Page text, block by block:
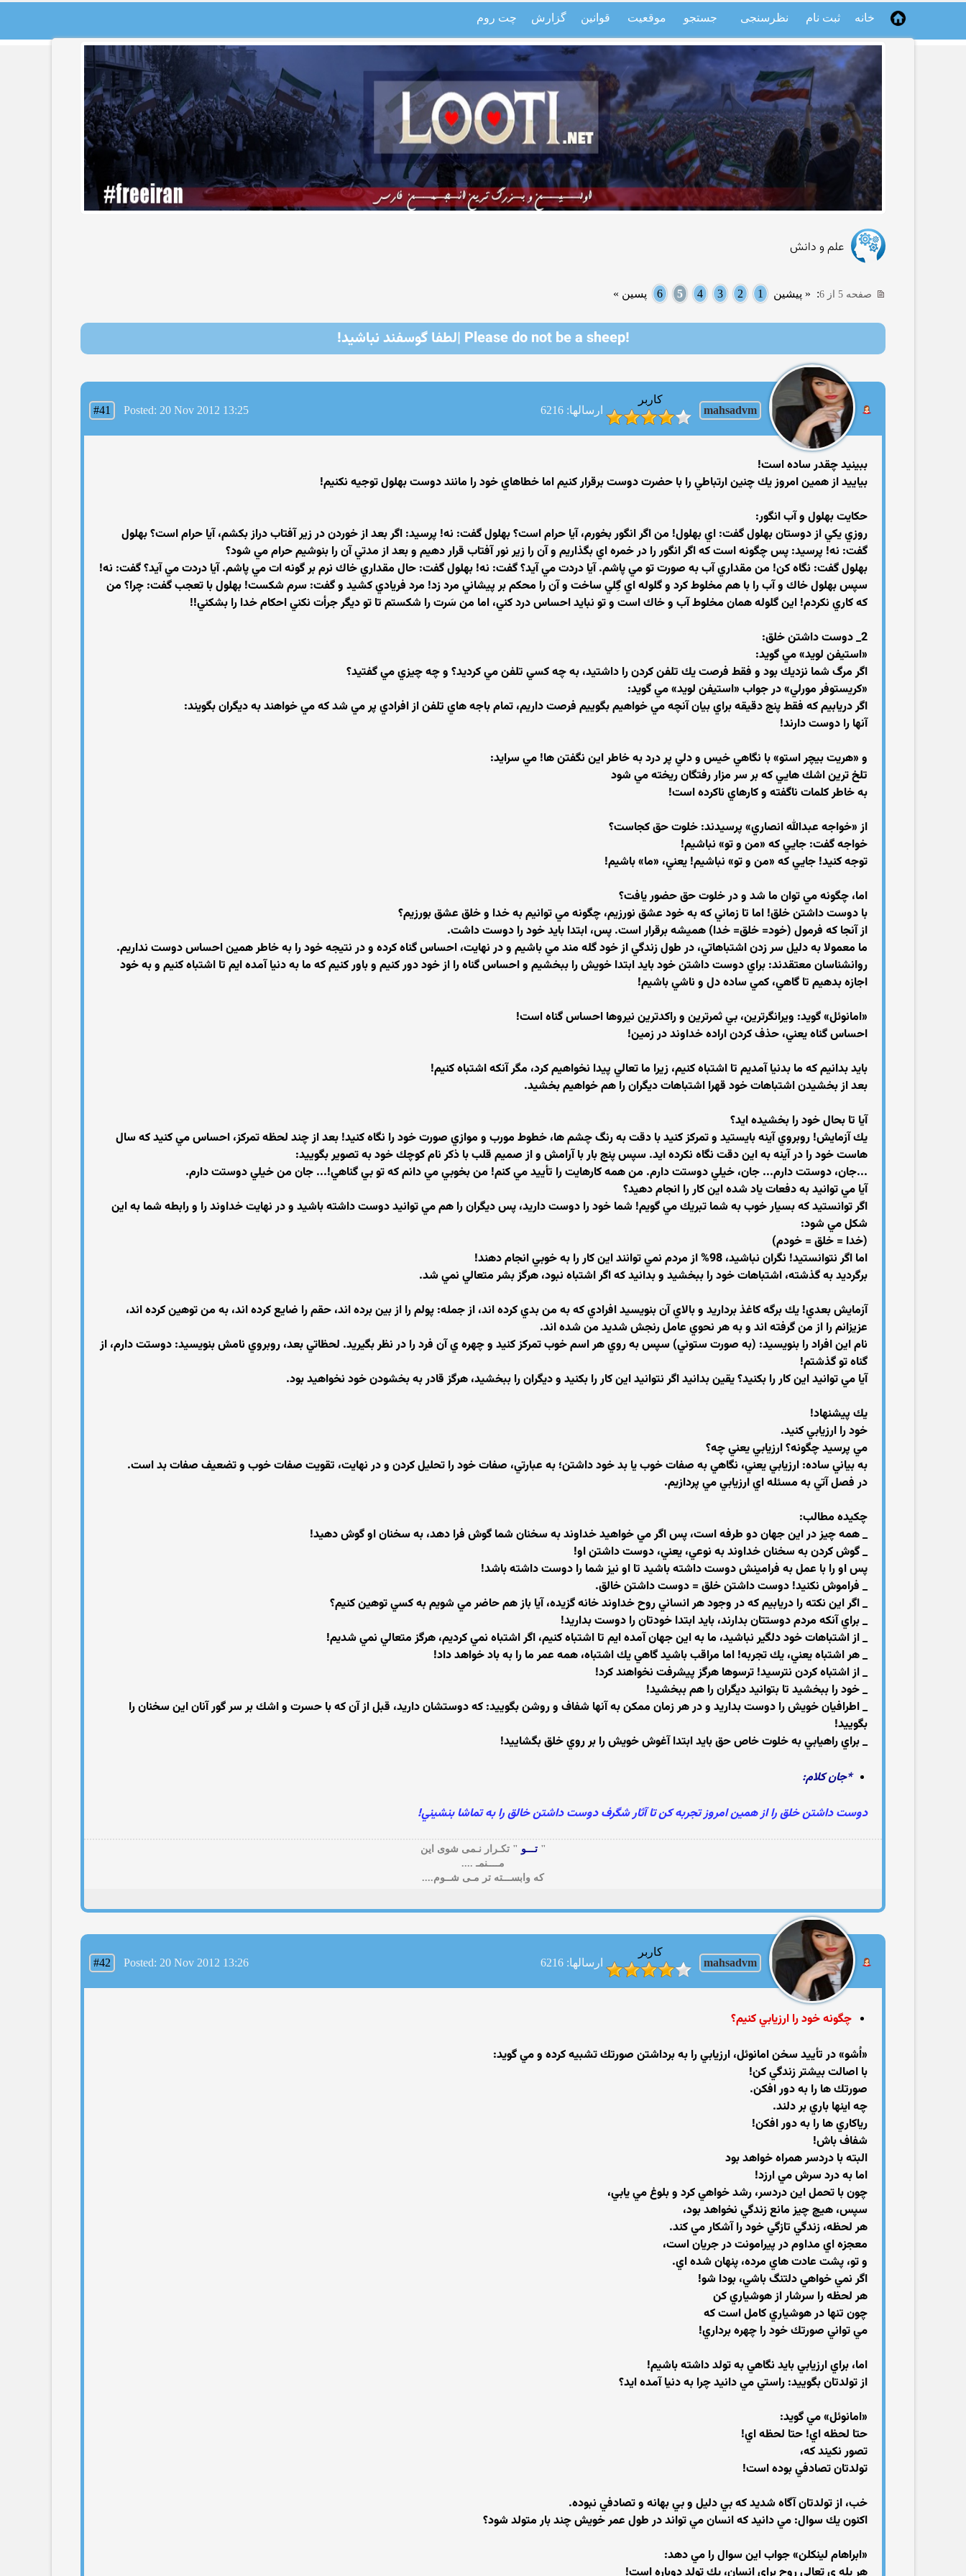
خانه ثبت نام نظرسنجی جستجو موقعیت قوانین گزارش چت روم
علم و دانش
صفحه 5 از 6 : « پیشین 1
2
3
4
5
6 پسین »
!Please do not be a sheep |لطفا گوسفند نباشید!
mahsadvm
کاربر
ارسالها: 6216
#41 Posted: 20 Nov 2012 13:25
ببينيد چقدر ساده است!
بياييد از همين امروز يك چنين ارتباطي را با حضرت دوست برقرار كنيم اما خطاهاي خود را مانند دوست بهلول توجيه نكنيم!
حكايت بهلول و آب انگور:
روزي يكي از دوستان بهلول گفت: اي بهلول! من اگر انگور بخورم، آيا حرام است؟ بهلول گفت: نه! پرسيد: اگر بعد از خوردن در زير آفتاب دراز بكشم، آيا حرام است؟ بهلول
گفت: نه! پرسيد: پس چگونه است كه اگر انگور را در خمره اي بگذاريم و آن را زير نور آفتاب قرار دهيم و بعد از مدتي آن را بنوشيم حرام مي شود؟
بهلول گفت: نگاه كن! من مقداري آب به صورت تو مي پاشم. آيا دردت مي آيد؟ گفت: نه! بهلول گفت: حال مقداري خاك نرم بر گونه ات مي پاشم. آيا دردت مي آيد؟ گفت: نه!
سپس بهلول خاك و آب را با هم مخلوط كرد و گلوله اي گِلي ساخت و آن را محكم بر پيشاني مرد زد! مرد فريادي كشيد و گفت: سرم شكست! بهلول با تعجب گفت: چرا؟ من
كه كاري نكردم! اين گلوله همان مخلوط آب و خاك است و تو نبايد احساس درد كني، اما من سَرت را شكستم تا تو ديگر جرأت نكني احكام خدا را بشكني!!
2_ دوست داشتن خلق:
«استيفن لويد» مي گويد:
اگر مرگ شما نزديك بود و فقط فرصت يك تلفن كردن را داشتيد، به چه كسي تلفن مي كرديد؟ و چه چيزي مي گفتيد؟
«كريستوفر مورلي» در جواب «استيفن لويد» مي گويد:
اگر دريابيم كه فقط پنج دقيقه براي بيان آنچه مي خواهيم بگوييم فرصت داريم، تمام باجه هاي تلفن از افرادي پر مي شد كه مي خواهند به ديگران بگويند:
آنها را دوست دارند!
و «هريت بيچر استو» با نگاهي خيس و دلي پر درد به خاطر اين نگفتن ها! مي سرايد:
تلخ ترين اشك هايي كه بر سر مزار رفتگان ريخته مي شود
به خاطر كلمات ناگفته و كارهاي ناكرده است!
از «خواجه عبدالله انصاري» پرسيدند: خلوت حق كجاست؟
خواجه گفت: جايي كه «من و تو» نباشيم!
توجه كنيد! جايي كه «من و تو» نباشيم! يعني، «ما» باشيم!
اما، چگونه مي توان ما شد و در خلوت حق حضور يافت؟
با دوست داشتن خلق! اما تا زماني كه به خود عشق نورزيم، چگونه مي توانيم به خدا و خلق عشق بورزيم؟
از آنجا كه فرمول (خود= خلق= خدا) هميشه برقرار است. پس، ابتدا بايد خود را دوست داشت.
ما معمولا به دليل سر زدن اشتباهاتي، در طول زندگي از خود گله مند مي باشيم و در نهايت، احساس گناه كرده و در نتيجه خود را به خاطر همين احساس دوست نداريم.
روانشناسان معتقدند: براي دوست داشتن خود بايد ابتدا خويش را ببخشيم و احساس گناه را از خود دور كنيم و باور كنيم كه ما به دنيا آمده ايم تا اشتباه كنيم و به خود
اجازه بدهيم تا گاهي، كمي ساده دل و ناشي باشيم!
«امانوئل» گويد: ويرانگرترين، بي ثمرترين و راكدترين نيروها احساس گناه است!
احساس گناه يعني، حذف كردن اراده خداوند در زمين!
بايد بدانيم كه ما بدنيا آمديم تا اشتباه كنيم، زيرا ما تعالي پيدا نخواهيم كرد، مگر آنكه اشتباه كنيم!
بعد از بخشيدن اشتباهات خود قهرا اشتباهات ديگران را هم خواهيم بخشيد.
آيا تا بحال خود را بخشيده ايد؟
يك آزمايش! روبروي آينه بايستيد و تمركز كنيد با دقت به رنگ چشم ها، خطوط مورب و موازي صورت خود را نگاه كنيد! بعد از چند لحظه تمركز، احساس مي كنيد كه سال
هاست خود را در آينه به اين دقت نگاه نكرده ايد. سپس پنج بار با آرامش و از صميم قلب با ذكر نام كوچك خود به تصوير بگوييد:
...جان، دوستت دارم... جان، خيلي دوستت دارم. من همه كارهايت را تأييد مي كنم! من بخوبي مي دانم كه تو بي گناهي!... جان من خيلي دوستت دارم.
آيا مي توانيد به دفعات ياد شده اين كار را انجام دهيد؟
اگر توانستيد كه بسيار خوب به شما تبريك مي گويم! شما خود را دوست داريد، پس ديگران را هم مي توانيد دوست داشته باشيد و در نهايت خداوند را و رابطه شما به اين
شكل مي شود:
(خدا = خلق = خودم)
اما اگر نتوانستيد! نگران نباشيد، 98% از مردم نمي توانند اين كار را به خوبي انجام دهند!
برگرديد به گذشته، اشتباهات خود را ببخشيد و بدانيد كه اگر اشتباه نبود، هرگز بشر متعالي نمي شد.
آزمايش بعدي! يك برگه كاغذ برداريد و بالاي آن بنويسيد افرادي كه به من بدي كرده اند، از جمله: پولم را از بين برده اند، حقم را ضايع كرده اند، به من توهين كرده اند،
عزيزانم را از من گرفته اند و به هر نحوي عامل رنجش شديد من شده اند.
نام اين افراد را بنويسيد: (به صورت ستوني) سپس به روي هر اسم خوب تمركز كنيد و چهره ي آن فرد را در نظر بگيريد. لحظاتي بعد، روبروي نامش بنويسيد: دوستت دارم، از
گناه تو گذشتم!
آيا مي توانيد اين كار را بكنيد؟ يقين بدانيد اگر نتوانيد اين كار را بكنيد و ديگران را ببخشيد، هرگز قادر به بخشودن خود نخواهيد بود.
يك پيشنهاد!
خود را ارزيابي كنيد.
مي پرسيد چگونه؟ ارزيابي يعني چه؟
به بياني ساده: ارزيابي يعني، نگاهي به صفات خوب يا بد خود داشتن؛ به عبارتي، صفات خود را تحليل كردن و در نهايت، تقويت صفات خوب و تضعيف صفات بد است.
در فصل آتي به مسئله اي ارزيابي مي پردازيم.
چكيده مطالب:
_ همه چيز در اين جهان دو طرفه است، پس اگر مي خواهيد خداوند به سخنان شما گوش فرا دهد، به سخنان او گوش دهيد!
_ گوش كردن به سخنان خداوند به نوعي، يعني، دوست داشتن او!
پس او را با عمل به فرامينش دوست داشته باشيد تا او نيز شما را دوست داشته باشد!
_ فراموش نكنيد! دوست داشتن خلق = دوست داشتن خالق.
_ اگر اين نكته را دريابيم كه در وجود هر انساني روح خداوند خانه گزيده، آيا باز هم حاضر مي شويم به كسي توهين كنيم؟
_ براي آنكه مردم دوستتان بدارند، بايد ابتدا خودتان را دوست بداريد!
_ از اشتباهات خود دلگير نباشيد، ما به اين جهان آمده ايم تا اشتباه كنيم، اگر اشتباه نمي كرديم، هرگز متعالي نمي شديم!
_ هر اشتباه يعني، يك تجربه! اما مراقب باشيد گاهي يك اشتباه، همه عمر ما را به باد خواهد داد!
_ از اشتباه كردن نترسيد! ترسوها هرگز پيشرفت نخواهند كرد!
_ خود را ببخشيد تا بتوانيد ديگران را هم ببخشيد!
_ اطرافيان خويش را دوست بداريد و در هر زمان ممكن به آنها شفاف و روشن بگوييد: كه دوستشان داريد، قبل از آن كه با حسرت و اشك بر سر گور آنان اين سخنان را
بگوييد!
_ براي راهيابي به خلوت خاص حق بايد ابتدا آغوش خويش را بر روي خلق بگشاييد!
*جان كلام:
دوست داشتن خلق را از همين امروز تجربه كن تا آثار شگرف دوست داشتن خالق را به تماشا بنشيني!
"تـــو " تکـرار نـمی شوی این
مــــنمـ ....
که وابســـته تر مـی شــوم....
mahsadvm
کاربر
ارسالها: 6216
#42 Posted: 20 Nov 2012 13:26
چگونه خود را ارزيابي كنيم؟
«اُشو» در تأييد سخن امانوئل، ارزيابي را به برداشتن صورتك تشبيه كرده و مي گويد:
با اصالت بيشتر زندگي كن!
صورتك ها را به دور افكن.
چه اينها باري بر دلند.
رياكاري ها را به دور افكن!
شفاف باش!
البته با دردسر همراه خواهد بود
اما به درد سرش مي ارزد!
چون با تحمل اين دردسر، رشد خواهي كرد و بلوغ مي يابي،
سپس، هيچ چيز مانع زندگي نخواهد بود،
هر لحظه، زندگي تازگي خود را آشكار مي كند.
معجزه اي مداوم در پيرامونت در جريان است،
و تو، پشت عادت هاي مرده، پنهان شده اي.
اگر نمي خواهي دلتنگ باشي، بودا شو!
هر لحظه را سرشار از هوشياري كن
چون تنها در هوشياري كامل است كه
مي تواني صورتك خود را چهره برداري!
اما، براي ارزيابي بايد نگاهي به تولد داشته باشيم!
از تولدتان بگوييد: راستي مي دانيد چرا به دنيا آمده ايد؟
«امانوئل» مي گويد:
حتا لحظه اي! حتا لحظه اي!
تصور نكيند كه،
تولدتان تصادفي بوده است!
خب، از تولدتان آگاه شديد كه بي دليل و بي بهانه و تصادفي نبوده.
اكنون يك سوال: مي دانيد كه انسان مي تواند در طول عمر خويش چند بار متولد شود؟
«ابراهام لينكلن» جواب اين سوال را مي دهد: